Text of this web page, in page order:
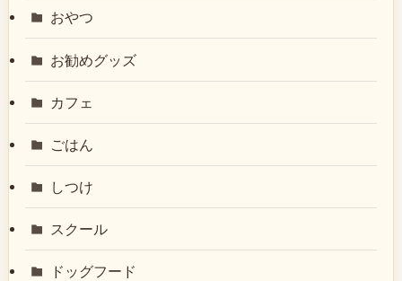
おやつ
お勧めグッズ
カフェ
ごはん
しつけ
スクール
ドッグフード